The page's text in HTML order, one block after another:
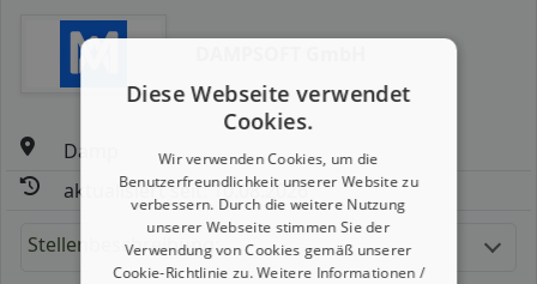
Damp
aktualisiert seit: 10.08.2026
Stellenbeschreibung:
Diese Webseite verwendet
Cookies.
Wir verwenden Cookies, um die
Benutzerfreundlichkeit unserer Website zu
verbessern. Durch die weitere Nutzung
unserer Webseite stimmen Sie der
Verwendung von Cookies gemäß unserer
Cookie-Richtlinie zu.Weitere Informationen /